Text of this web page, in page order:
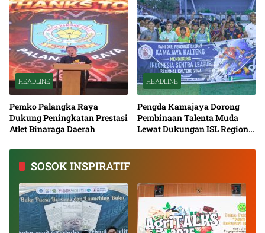
HEADLINE
Pemko Palangka Raya
Dukung Peningkatan Prestasi
Atlet Binaraga Daerah
HEADLINE
Pengda Kamajaya Dorong
Pembinaan Talenta Muda
Lewat Dukungan ISL Regional
SOSOK INSPIRATIF